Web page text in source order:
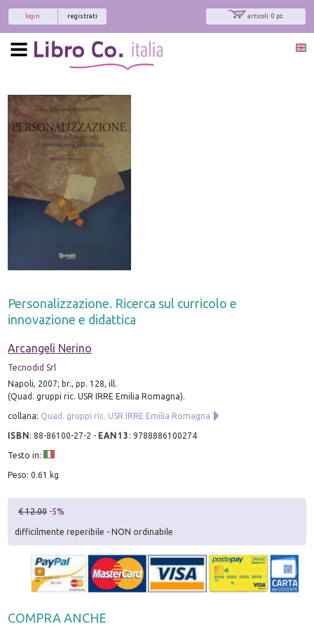
articoli: 0 pz.
registrati
login
Personalizzazione. Ricerca sul curricolo e
innovazione e didattica
Arcangeli Nerino
Tecnodid Srl
Napoli, 2007; br., pp. 128, ill.
(Quad. gruppi ric. USR IRRE Emilia Romagna).
collana: Quad. gruppi ric. USR IRRE Emilia Romagna
ISBN:88-86100-27-2 - EAN13 :9788886100274
Testo in:
Peso: 0.61 kg
€ 12.00 -5%
difficilmente reperibile - NON ordinabile
COMPRA ANCHE